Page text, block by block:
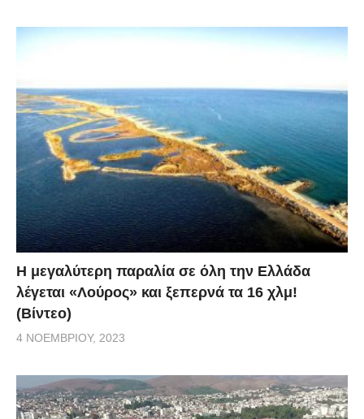
Η μεγαλύτερη παραλία σε όλη την Ελλάδα
λέγεται «Λούρος» και ξεπερνά τα 16 χλμ!
(Βίντεο)
4 ΝΟΕΜΒΡΊΟΥ, 2023